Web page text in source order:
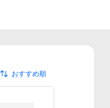
おすすめ順